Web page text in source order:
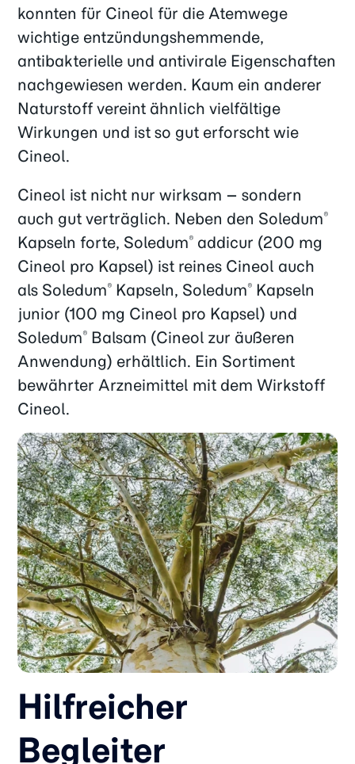
konnten für Cineol für die Atemwege
wichtige entzündungshemmende,
antibakterielle und antivirale Eigenschaften
nachgewiesen werden. Kaum ein anderer
Naturstoff vereint ähnlich vielfältige
Wirkungen und ist so gut erforscht wie
Cineol.
Cineol ist nicht nur wirksam – sondern
auch gut verträglich. Neben den Soledum®
Kapseln forte, Soledum® addicur (200 mg
Cineol pro Kapsel) ist reines Cineol auch
als Soledum® Kapseln, Soledum® Kapseln
junior (100 mg Cineol pro Kapsel) und
Soledum® Balsam (Cineol zur äußeren
Anwendung) erhältlich. Ein Sortiment
bewährter Arzneimittel mit dem Wirkstoff
Cineol.
Hilfreicher
Begleiter